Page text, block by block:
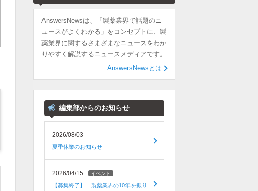
AnswersNewsは、「製薬業界で話題のニ
ュースがよくわかる」をコンセプトに、製
薬業界に関するさまざまなニュースをわか
りやすく解説するニュースメディアです。
AnswersNewsとは
編集部からのお知らせ
2026/08/03
夏季休業のお知らせ
2026/04/15 イベント
【募集終了】「製薬業界の10年を振り